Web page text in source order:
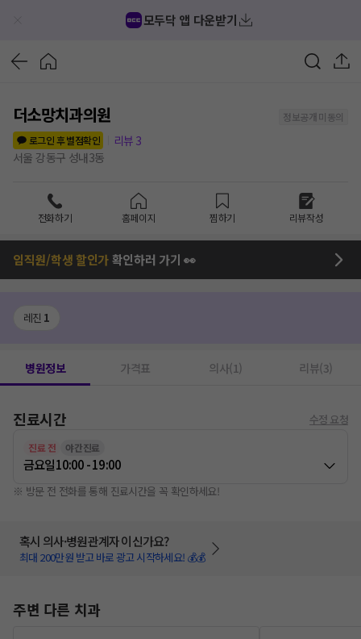
모두닥 앱 다운받기
더소망치과의원
정보공개 미동의
로그인 후 별점확인
리뷰 3
서울 강동구 성내3동
전화하기 홈페이지 찜하기 리뷰작성
임직원/학생 할인가확인하러 가기 👀
레진 1
병원정보 가격표 의사(1) 리뷰(3)
진료시간 수정 요청
진료 전 야간진료
금요일10:00 - 19:00
※ 방문 전 전화를 통해 진료시간을 꼭 확인하세요!
혹시 의사·병원관계자 이신가요?
최대 200만원 받고 바로 광고 시작하세요! 💰💰
주변 다른 치과